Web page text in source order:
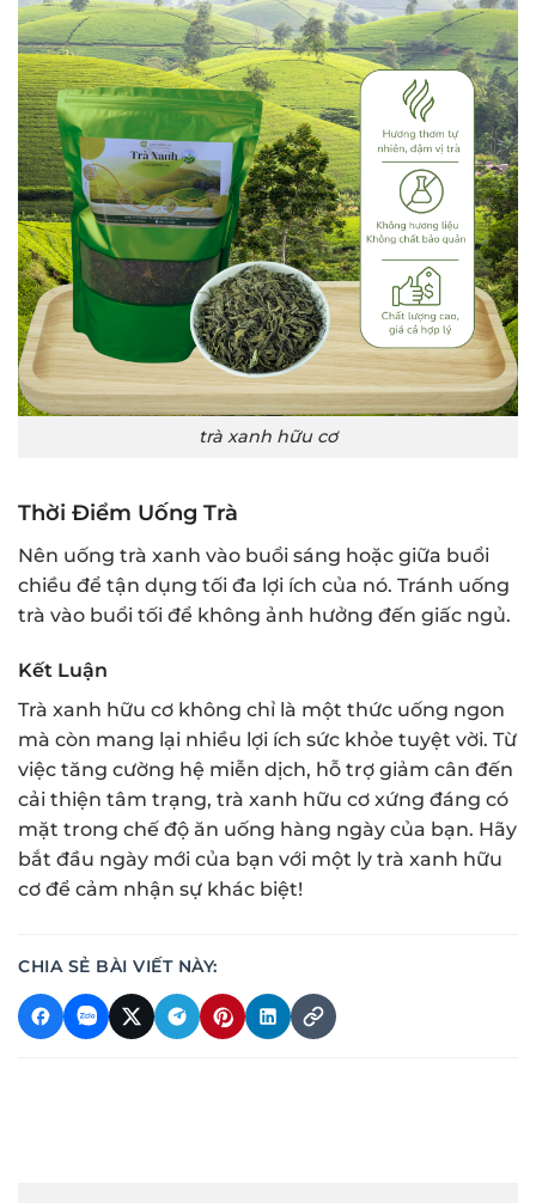
trà xanh hữu cơ
Thời Điểm Uống Trà
Nên uống trà xanh vào buổi sáng hoặc giữa buổi
chiều để tận dụng tối đa lợi ích của nó. Tránh uống
trà vào buổi tối để không ảnh hưởng đến giấc ngủ.
Kết Luận
Trà xanh hữu cơ không chỉ là một thức uống ngon
mà còn mang lại nhiều lợi ích sức khỏe tuyệt vời. Từ
việc tăng cường hệ miễn dịch, hỗ trợ giảm cân đến
cải thiện tâm trạng, trà xanh hữu cơ xứng đáng có
mặt trong chế độ ăn uống hàng ngày của bạn. Hãy
bắt đầu ngày mới của bạn với một ly trà xanh hữu
cơ để cảm nhận sự khác biệt!
CHIA SẺ BÀI VIẾT NÀY: